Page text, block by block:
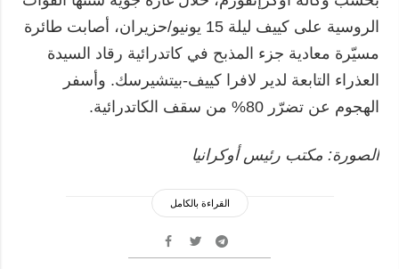
الروسية على كييف ليلة 15 يونيو/حزيران، أصابت طائرة
مسيّرة معادية جزء المذبح في كاتدرائية رقاد السيدة
العذراء التابعة لدير لافرا كييف-بيتشيرسك. وأسفر
الهجوم عن تضرّر 80% من سقف الكاتدرائية.
الصورة: مكتب رئيس أوكرانيا
القراءة بالكامل